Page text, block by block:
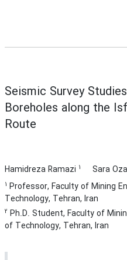
Seismic Survey
Boreholes along the
Route
Hamidreza Ramazi 1 Sara
1 Professor, Faculty of Mining
Technology, Tehran, Iran
2 Ph.D. Student, Faculty of
of Technology, Tehran, Iran